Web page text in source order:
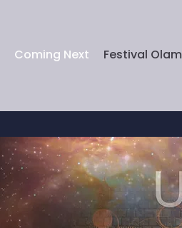
Coming Next Festival Olam